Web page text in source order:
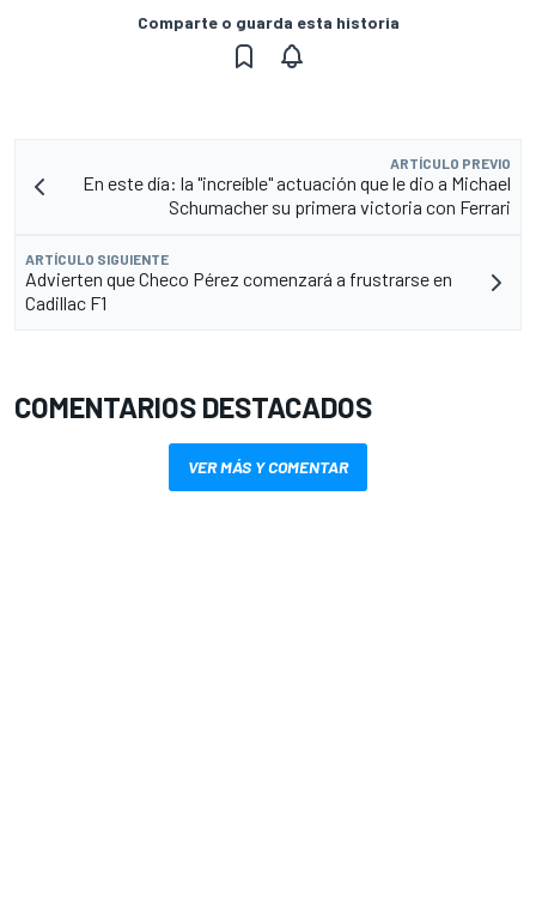
Comparte o guarda esta historia
ARTÍCULO PREVIO
En este día: la "increíble" actuación que le dio a Michael
Schumacher su primera victoria con Ferrari
ARTÍCULO SIGUIENTE
Advierten que Checo Pérez comenzará a frustrarse en
Cadillac F1
COMENTARIOS DESTACADOS
VER MÁS Y COMENTAR